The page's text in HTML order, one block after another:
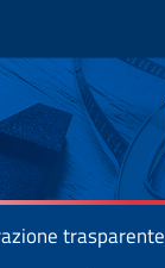
trasparente